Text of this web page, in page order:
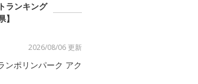
ランキング
】
2026/08/06 更新
ンポリンパーク アク